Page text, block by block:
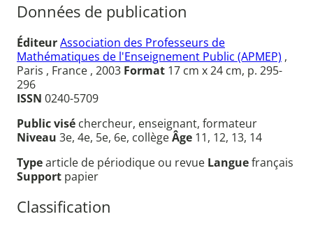
Données de publication
ÉditeurAssociation des Professeurs de
Mathématiques de l'Enseignement Public (APMEP) ,
Paris , France , 2003 Format 17 cm x 24 cm, p. 295-
296
ISSN 0240-5709
Public visé chercheur, enseignant, formateur
Niveau 3e, 4e, 5e, 6e, collègeÂge 11, 12, 13, 14
Typearticle de périodique ou revue Languefrançais
Support papier
Classification